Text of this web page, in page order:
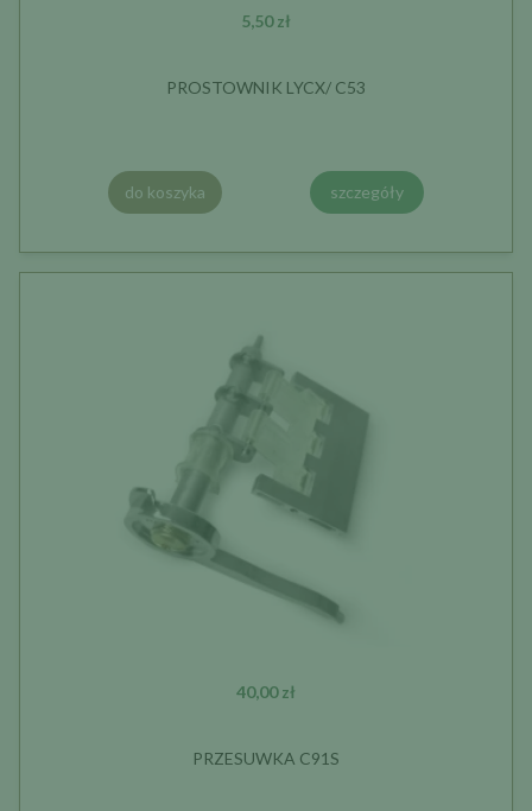
5,50 zł
PROSTOWNIK LYCX/ C53
do koszyka szczegóły
40,00 zł
PRZESUWKA C91S